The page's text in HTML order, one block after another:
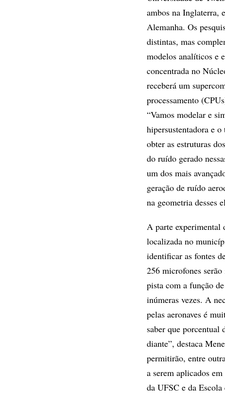
ambos na Inglaterra,
Alemanha. Os
distintas, mas
modelos analíticos e
concentrada no
receberá um
processamento
“Vamos modelar e
hipersustentadora e
obter as estruturas
do ruído gerado
um dos mais
geração de ruído
na geometria desses
A parte experimental
localizada no
identificar as fontes
256 microfones
pista com a função
inúmeras vezes. A
pelas aeronaves é
saber que porcentual
diante”, destaca
permitirão, entre
a serem aplicados
da UFSC e da Escola